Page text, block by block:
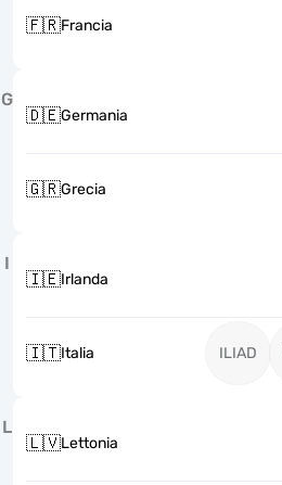
🇫🇷Francia
G
🇩🇪Germania
🇬🇷Grecia
I
🇮🇪Irlanda
🇮🇹Italia ILIAD
L
🇱🇻Lettonia